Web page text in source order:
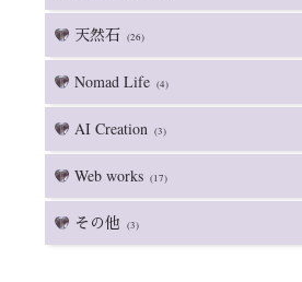
天然石 (26)
Nomad Life (4)
AI Creation (3)
Web works (17)
その他 (3)